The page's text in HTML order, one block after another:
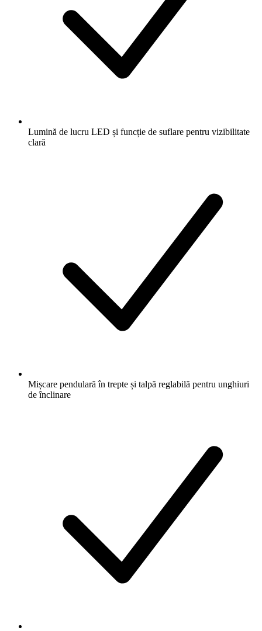
Lumină de lucru LED și funcție de suflare pentru vizibilitate
clară
Mișcare pendulară în trepte și talpă reglabilă pentru unghiuri
de înclinare